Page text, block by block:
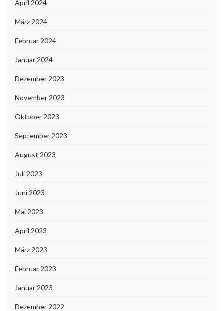
April 2024
März 2024
Februar 2024
Januar 2024
Dezember 2023
November 2023
Oktober 2023
September 2023
August 2023
Juli 2023
Juni 2023
Mai 2023
April 2023
März 2023
Februar 2023
Januar 2023
Dezember 2022